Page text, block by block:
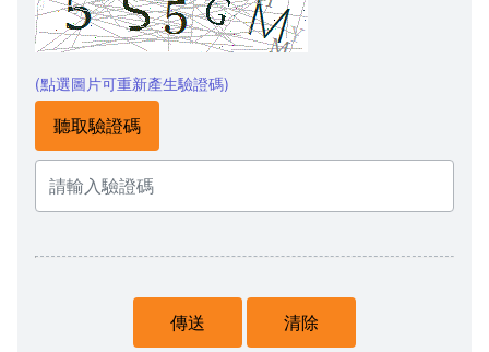
(點選圖片可重新產生驗證碼)
聽取驗證碼